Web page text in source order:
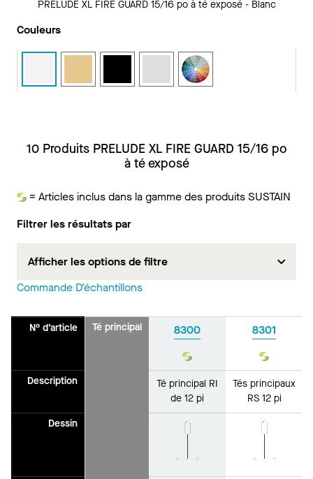
PRELUDE XL FIRE GUARD 15/16 po à té exposé - Blanc
Couleurs
10 Produits PRELUDE XL FIRE GUARD 15/16 po
à té exposé
Durabilité
= Articles inclus dans la gamme des produits SUSTAIN
Filtrer les résultats par
Afficher les options de filtre
Commande D’échantillons
N° d’article
Description
Dessin
Té principal 8300
Durabilité
Té principal RI
de 12 pi
8301
Tés principaux
RS 12 pi